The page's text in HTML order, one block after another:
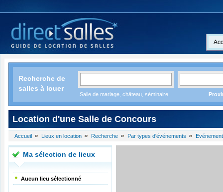
Recherche de
salles à louer
Salle de mariage, château, séminaire...
Location d'une Salle de Concours
Accueil Lieux en location Recherche Par types d'événements
Ma sélection de lieux
Aucun lieu sélectionné